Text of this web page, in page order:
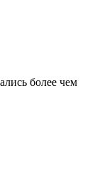
более чем